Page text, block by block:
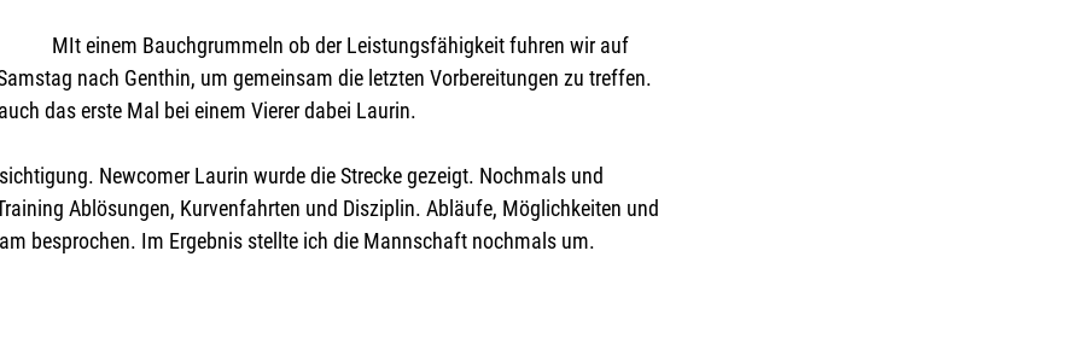
MIt einem Bauchgrummeln ob der Leistungsfähigkeit fuhren wir auf
nach Genthin, um gemeinsam die letzten Vorbereitungen zu treffen.
das erste Mal bei einem Vierer dabei Laurin.
Newcomer Laurin wurde die Strecke gezeigt. Nochmals und
Ablösungen, Kurvenfahrten und Disziplin. Abläufe, Möglichkeiten und
besprochen. Im Ergebnis stellte ich die Mannschaft nochmals um.